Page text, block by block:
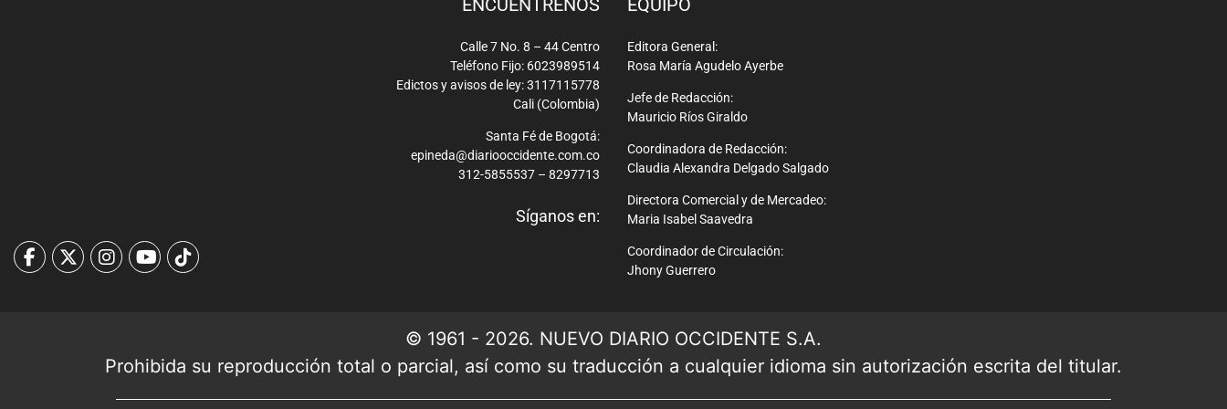
ENCUÉNTRENOS
Calle 7 No. 8 – 44 Centro
Teléfono Fijo: 6023989514
Edictos y avisos de ley: 3117115778
Cali (Colombia)
Santa Fé de Bogotá:
epineda@diariooccidente.com.co
312-5855537 – 8297713
Síganos en:
EQUIPO
Editora General:
Rosa María Agudelo Ayerbe
Jefe de Redacción:
Mauricio Ríos Giraldo
Coordinadora de Redacción:
Claudia Alexandra Delgado Salgado
Directora Comercial y de Mercadeo:
Maria Isabel Saavedra
Coordinador de Circulación:
Jhony Guerrero
© 1961 - 2026. NUEVO DIARIO OCCIDENTE S.A.
Prohibida su reproducción total o parcial, así como su traducción a cualquier idioma sin autorización escrita del titular.